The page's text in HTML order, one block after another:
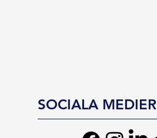
SOCIALA MEDIER